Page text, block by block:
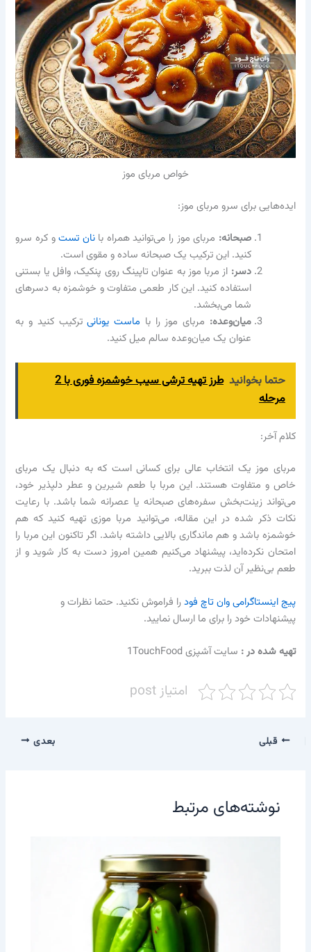
خواص مربای موز
ایده‌هایی برای سرو مربای موز:
صبحانه: مربای موز را می‌توانید همراه بانان تستو کره سرو
کنید. این ترکیب یک صبحانه ساده و مقوی است.
دسر: از مربا موز به عنوان تاپینگ روی پنکیک، وافل یا بستنی
استفاده کنید. این کار طعمی متفاوت و خوشمزه به دسرهای
شما می‌بخشد.
میان‌وعده: مربای موز را با ماست یونانیترکیب کنید و به
عنوان یک میان‌وعده سالم میل کنید.
حتما بخوانید
طرز تهیه ترشی سیب خوشمزه فوری با 2
مرحله
کلام آخر:
مربای موز یک انتخاب عالی برای کسانی است که به دنبال یک مربای
خاص و متفاوت هستند. این مربا با طعم شیرین و عطر دلپذیر خود،
می‌تواند زینت‌بخش سفره‌های صبحانه یا عصرانه شما باشد. با رعایت
نکات ذکر شده در این مقاله، می‌توانید مربا موزی تهیه کنید که هم
خوشمزه باشد و هم ماندگاری بالایی داشته باشد. اگر تاکنون این مربا را
امتحان نکرده‌اید، پیشنهاد می‌کنیم همین امروز دست به کار شوید و از
طعم بی‌نظیر آن لذت ببرید.
پیج اینستاگرامی وان تاچ فودرا فراموش نکنید. حتما نظرات و
پیشنهادات خود را برای ما ارسال نمایید.
تهیه شده در :‌ سایت آشپزی 1TouchFood
امتیاز post
قبلی بعدی
نوشته‌های مرتبط